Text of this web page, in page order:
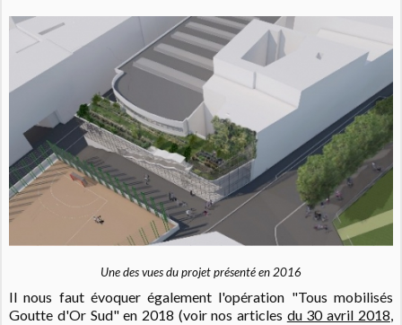
Une des vues du projet présenté en 2016
Il nous faut évoquer également l'opération "Tous mobilisés
Goutte d'Or Sud" en 2018 (voir nos articles du 30 avril 2018,